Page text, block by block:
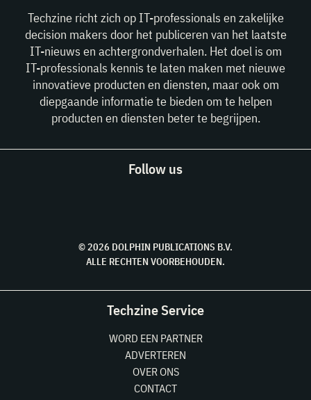
Techzine richt zich op IT-professionals en zakelijke
decision makers door het publiceren van het laatste
IT-nieuws en achtergrondverhalen. Het doel is om
IT-professionals kennis te laten maken met nieuwe
innovatieve producten en diensten, maar ook om
diepgaande informatie te bieden om te helpen
producten en diensten beter te begrijpen.
Follow us
© 2026 DOLPHIN PUBLICATIONS B.V.
ALLE RECHTEN VOORBEHOUDEN.
Techzine Service
WORD EEN PARTNER
ADVERTEREN
OVER ONS
CONTACT